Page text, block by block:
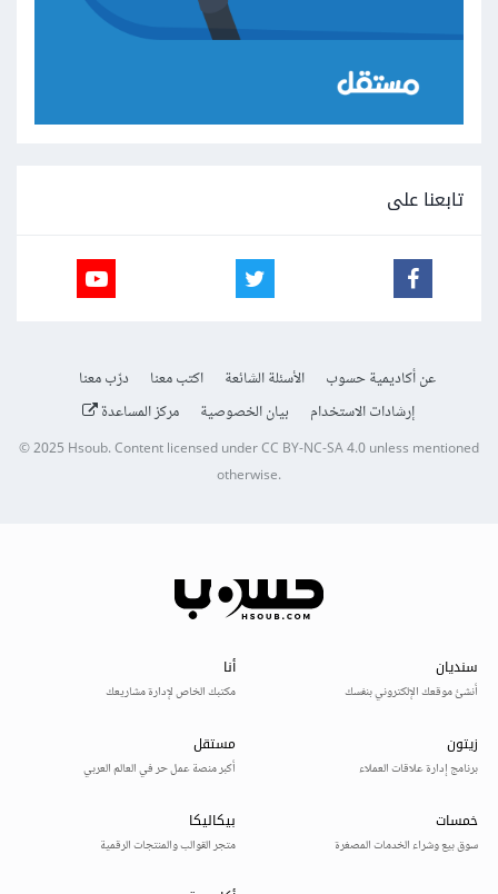
تابعنا على
عن أكاديمية حسوب الأسئلة الشائعة اكتب معنا
درّب معنا
إرشادات الاستخدام
بيان الخصوصية مركز المساعدة
© 2025Hsoub.Content licensed underCC BY-NC-SA 4.0unless mentioned
otherwise.